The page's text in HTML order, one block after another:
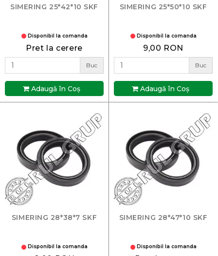
SIMERING 25*42*10 SKF
Disponibil la comanda
Pret la cerere
Buc
Adaugă în Coş
SIMERING 25*50*10 SKF
Disponibil la comanda
9,00 RON
Buc
Adaugă în Coş
SIMERING 28*38*7 SKF
Disponibil la comanda
SIMERING 28*47*10 SKF
Disponibil la comanda